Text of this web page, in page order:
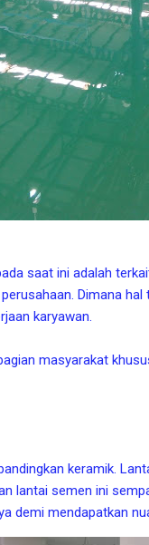
saat ini adalah
Dimana
karyawan.
masyarakat
keramik.
lantai semen ini
demi mendapatkan